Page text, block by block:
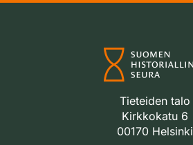
Tieteiden talo
Kirkkokatu 6
00170 Helsinki